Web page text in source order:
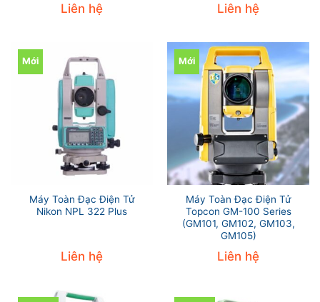
Liên hệ Liên hệ
Mới
Máy Toàn Đạc Điện Tử
Nikon NPL 322 Plus
Liên hệ
Mới
Máy Toàn Đạc Điện Tử
Topcon GM-100 Series
(GM101, GM102, GM103,
GM105)
Liên hệ